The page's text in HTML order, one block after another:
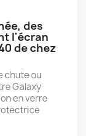
des
l'écran
de chez
chute ou
Galaxy
en verre